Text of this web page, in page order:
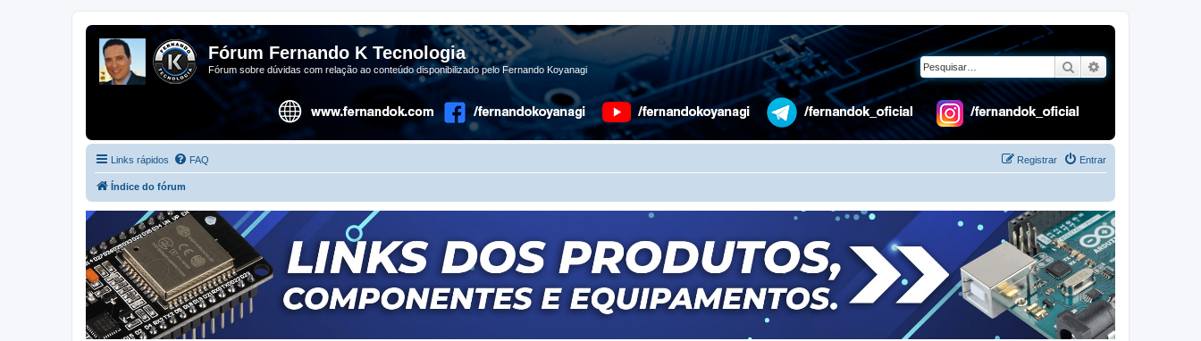
Fórum Fernando K Tecnologia
Fórum sobre dúvidas com relação ao conteúdo disponibilizado pelo Fernando Koyanagi Pesquisar
Links rápidos FAQ Entrar
Registrar
Índice do fórum